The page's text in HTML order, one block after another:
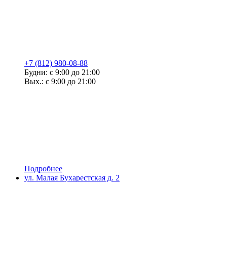
+7 (812) 980-08-88
Будни: с 9:00 до 21:00
Вых.: с 9:00 до 21:00
Подробнее
ул. Малая Бухарестская д. 2